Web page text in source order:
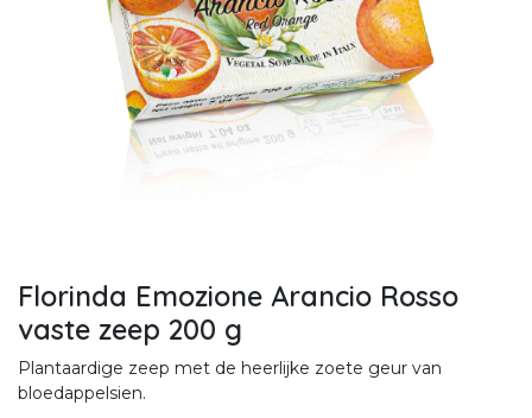
Florinda Emozione Arancio Rosso
vaste zeep 200 g
Plantaardige zeep met de heerlijke zoete geur van
bloedappelsien.